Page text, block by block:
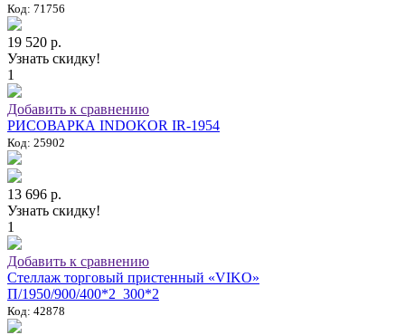
Код: 71756
19 520 р.
Узнать скидку!
1
Добавить к сравнению
РИСОВАРКА INDOKOR IR-1954
Код: 25902
13 696 р.
Узнать скидку!
1
Добавить к сравнению
Стеллаж торговый пристенный «VIKO»
П/1950/900/400*2_300*2
Код: 42878